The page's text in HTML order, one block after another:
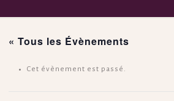
« Tous les Évènements
Cet évènement est passé.